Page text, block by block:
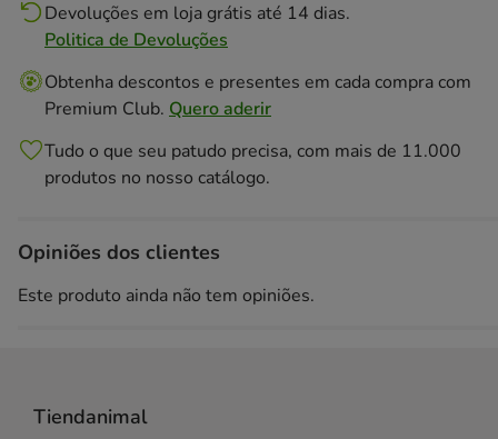
Devoluções em loja grátis até 14 dias.
Politica de Devoluções
Obtenha descontos e presentes em cada compra com
Premium Club. Quero aderir
Tudo o que seu patudo precisa, com mais de 11.000
produtos no nosso catálogo.
Opiniões dos clientes
Este produto ainda não tem opiniões.
Tiendanimal